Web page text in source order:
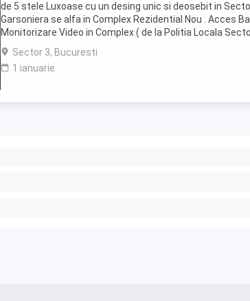
de 5 stele Luxoase cu un desing unic si deosebit in
Garsoniera se alfa in Complex Rezidential Nou . Acces
Monitorizare Video in Complex ( de la Politia Locala
parcare PRIVAT in complex ...
Sector 3, Bucuresti
1 ianuarie